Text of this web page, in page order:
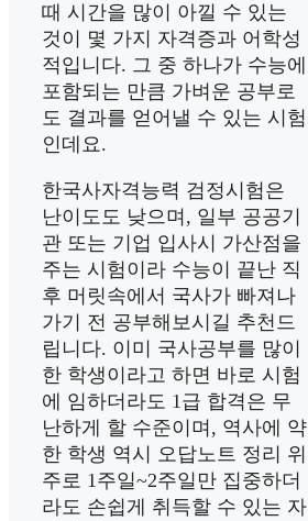
때 시간을 많이 아낄 수 있는
것이 몇 가지 자격증과 어학성
적입니다. 그 중 하나가 수능에
포함되는 만큼 가벼운 공부로
도 결과를 얻어낼 수 있는 시험
인데요.
한국사자격능력 검정시험은
난이도도 낮으며, 일부 공공기
관 또는 기업 입사시 가산점을
주는 시험이라 수능이 끝난 직
후 머릿속에서 국사가 빠져나
가기 전 공부해보시길 추천드
립니다. 이미 국사공부를 많이
한 학생이라고 하면 바로 시험
에 임하더라도 1급 합격은 무
난하게 할 수준이며, 역사에 약
한 학생 역시 오답노트 정리 위
주로 1주일~2주일만 집중하더
라도 손쉽게 취득할 수 있는 자